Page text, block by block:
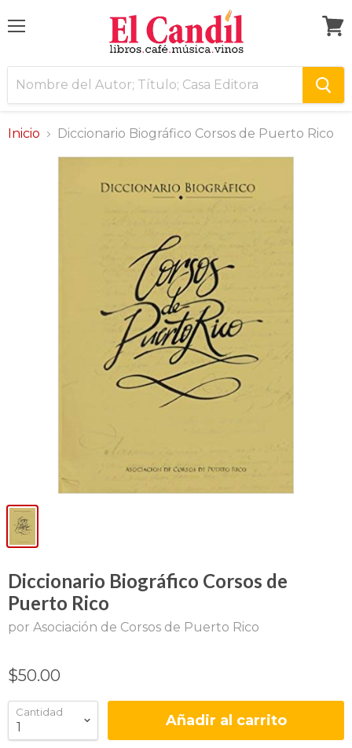
Inicio Diccionario Biográfico Corsos de Puerto Rico
Diccionario Biográfico Corsos de
Puerto Rico
por Asociación de Corsos de Puerto Rico
$50.00
Cantidad Añadir al carrito